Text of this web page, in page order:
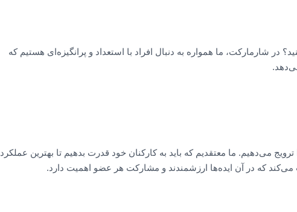
در شارمارکت، ما همواره به دنبال افراد با استعداد و پرانگیزه‌ای هستیم که
می‌دهیم. ما معتقدیم که باید به کارکنان خود قدرت بدهیم تا بهترین عملکرد
می‌کند که در آن ایده‌ها ارزشمندند و مشارکت هر عضو اهمیت دارد.